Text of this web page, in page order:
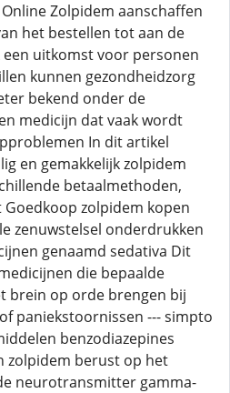
Zolpidem aanschaffen
het bestellen tot aan de
uitkomst voor personen
kunnen gezondheidzorg
bekend onder de
medicijn dat vaak wordt
In dit artikel
en gemakkelijk zolpidem
betaalmethoden,
zolpidem kopen
zenuwstelsel onderdrukken
genaamd sedativa Dit
die bepaalde
brein op orde brengen bij
paniekstoornissen --- simpto
benzodiazepines
zolpidem berust op het
neurotransmitter gamma-